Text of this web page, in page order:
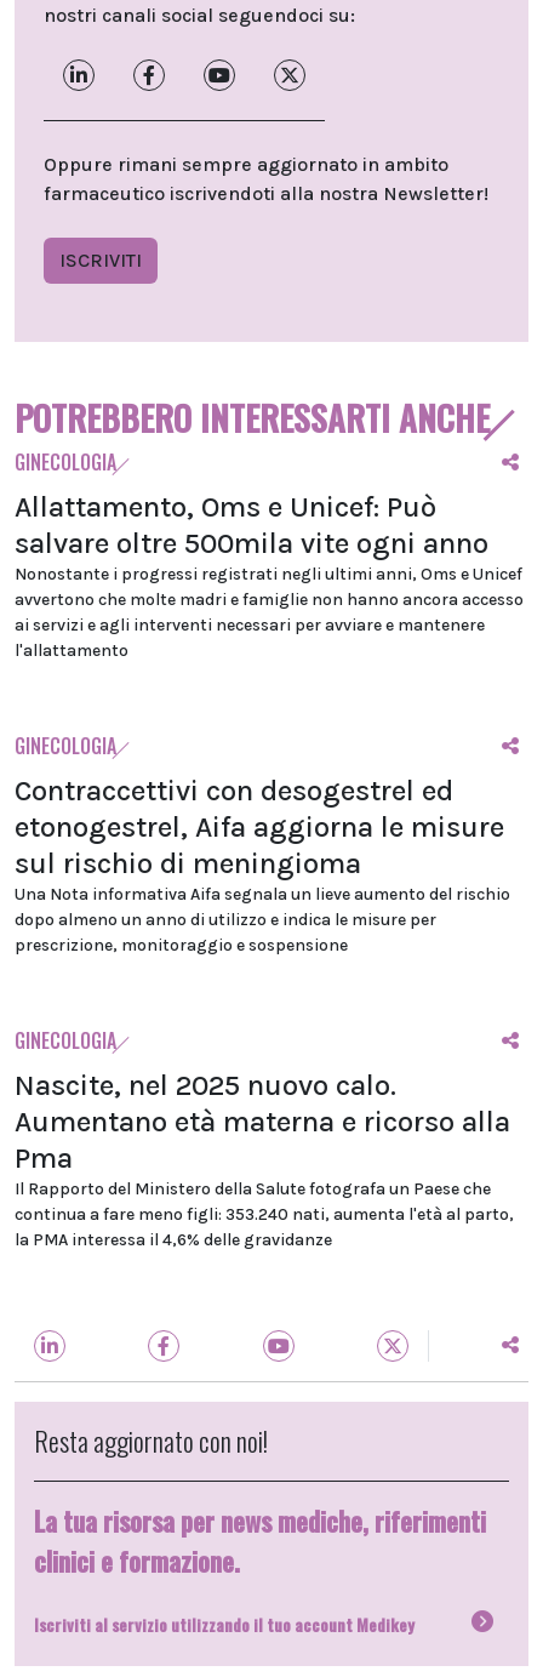
nostri canali social seguendoci su:
Oppure rimani sempre aggiornato in ambito
farmaceutico iscrivendoti alla nostra Newsletter!
ISCRIVITI
POTREBBERO INTERESSARTI ANCHE
GINECOLOGIA
Allattamento, Oms e Unicef: Può
salvare oltre 500mila vite ogni anno
Nonostante i progressi registrati negli ultimi anni, Oms e Unicef
avvertono che molte madri e famiglie non hanno ancora accesso
ai servizi e agli interventi necessari per avviare e mantenere
l'allattamento
GINECOLOGIA
Contraccettivi con desogestrel ed
etonogestrel, Aifa aggiorna le misure
sul rischio di meningioma
Una Nota informativa Aifa segnala un lieve aumento del rischio
dopo almeno un anno di utilizzo e indica le misure per
prescrizione, monitoraggio e sospensione
GINECOLOGIA
Nascite, nel 2025 nuovo calo.
Aumentano età materna e ricorso alla
Pma
Il Rapporto del Ministero della Salute fotografa un Paese che
continua a fare meno figli: 353.240 nati, aumenta l'età al parto,
la PMA interessa il 4,6% delle gravidanze
Resta aggiornato con noi!
La tua risorsa per news mediche, riferimenti
clinici e formazione.
Iscriviti al servizio utilizzando il tuo account Medikey